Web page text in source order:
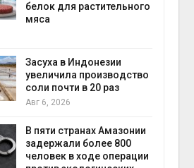
белок для растительного
мяса
Засуха в Индонезии
увеличила производство
соли почти в 20 раз
Авг 6, 2026
В пяти странах Амазонии
задержали более 800
человек в ходе операции